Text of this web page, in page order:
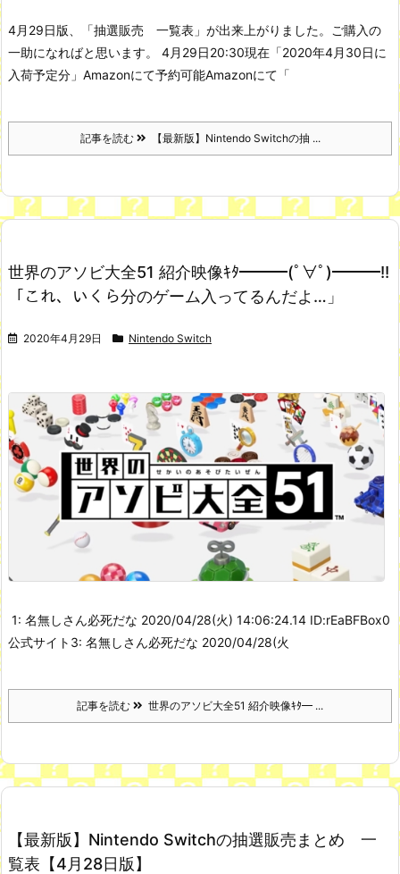
4月29日版、「抽選販売 一覧表」が出来上がりました。ご購入の
一助になればと思います。
4月29日20:30現在 「2020年4月30日に
入荷予定分」Amazonにて予約可能Amazonにて「
記事を読む 【最新版】Nintendo Switchの抽 ...
世界のアソビ大全51 紹介映像ｷﾀ━━━(ﾟ∀ﾟ)━━━!!
「これ、いくら分のゲーム入ってるんだよ…」
2020年4月29日 Nintendo Switch
1: 名無しさん必死だな 2020/04/28(火) 14:06:24.14 ID:rEaBFBox0
公式サイト 3: 名無しさん必死だな 2020/04/28(火
記事を読む 世界のアソビ大全51 紹介映像ｷﾀ━ ...
【最新版】Nintendo Switchの抽選販売まとめ 一
覧表【4月28日版】